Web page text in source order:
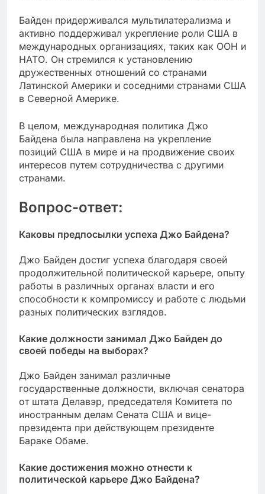
Байден придерживался мультилатерализма и
активно поддерживал укрепление роли США в
международных организациях, таких как ООН и
НАТО. Он стремился к установлению
дружественных отношений со странами
Латинской Америки и соседними странами США
в Северной Америке.
В целом, международная политика Джо
Байдена была направлена на укрепление
позиций США в мире и на продвижение своих
интересов путем сотрудничества с другими
странами.
Вопрос-ответ:
Каковы предпосылки успеха Джо Байдена?
Джо Байден достиг успеха благодаря своей
продолжительной политической карьере, опыту
работы в различных органах власти и его
способности к компромиссу и работе с людьми
разных политических взглядов.
Какие должности занимал Джо Байден до
своей победы на выборах?
Джо Байден занимал различные
государственные должности, включая сенатора
от штата Делавэр, председателя Комитета по
иностранным делам Сената США и вице-
президента при действующем президенте
Бараке Обаме.
Какие достижения можно отнести к
политической карьере Джо Байдена?